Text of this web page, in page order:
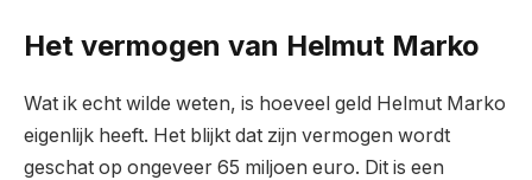
Het vermogen van Helmut Marko
Wat ik echt wilde weten, is hoeveel geld Helmut Marko
eigenlijk heeft. Het blijkt dat zijn vermogen wordt
geschat op ongeveer 65 miljoen euro. Dit is een